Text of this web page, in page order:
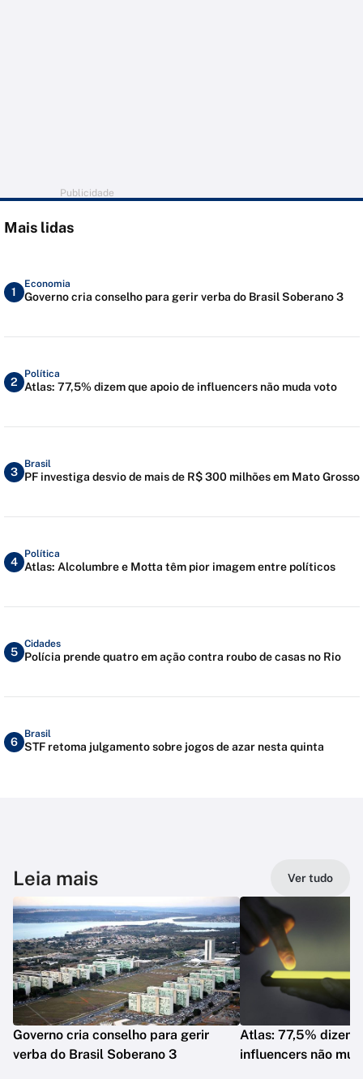
Publicidade
Mais lidas
1
Economia
Governo cria conselho para gerir verba do Brasil Soberano 3
2
Política
Atlas: 77,5% dizem que apoio de influencers não muda voto
3
Brasil
PF investiga desvio de mais de R$ 300 milhões em Mato Grosso
4
Política
Atlas: Alcolumbre e Motta têm pior imagem entre políticos
5
Cidades
Polícia prende quatro em ação contra roubo de casas no Rio
6
Brasil
STF retoma julgamento sobre jogos de azar nesta quinta
Leia mais Ver tudo
Governo cria conselho para gerir
verba do Brasil Soberano 3
Atlas: 77,5% dizem
influencers não